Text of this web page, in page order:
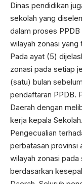
Dinas pendidikan
sekolah yang
dalam proses
wilayah zonasi yang
Pada ayat (5)
zonasi pada setiap
(satu) bulan
pendaftaran PPDB.
Daerah dengan
kerja kepala Sekolah.
Pengecualian
perbatasan provinsi
wilayah zonasi
berdasarkan